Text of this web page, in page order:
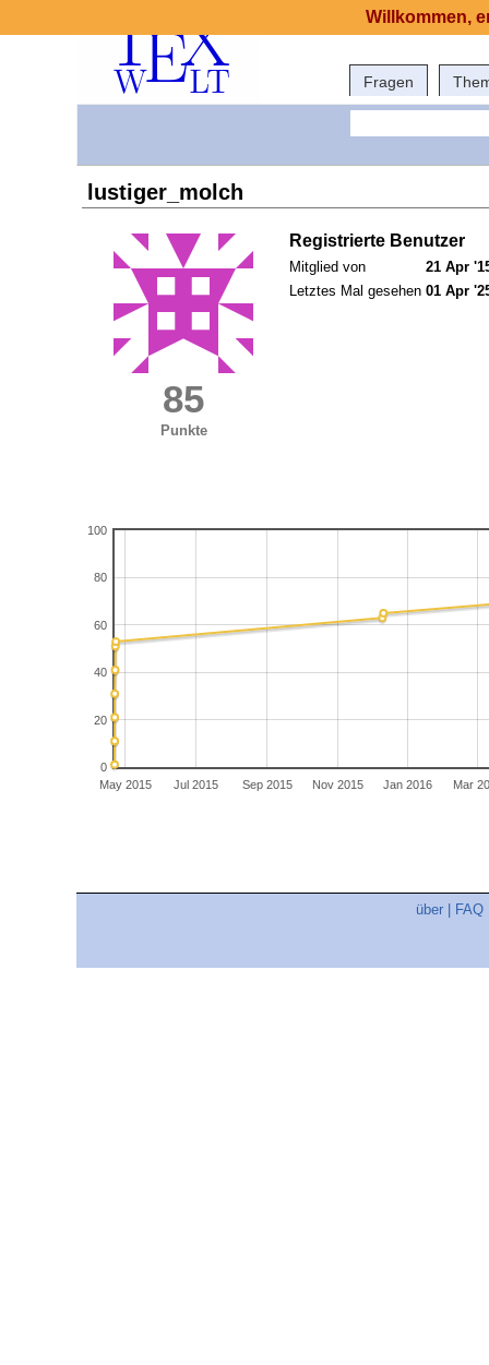
Fragen
lustiger_molch
85
Punkte
Registrierte Benutzer
Mitglied von
21 Apr
Letztes Mal gesehen 01 Apr
May 2015 Jul 2015 Sep 2015 Nov 2015 Jan 2016 Mar
0
20
40
60
80
100
über FAQ
Willkommen,